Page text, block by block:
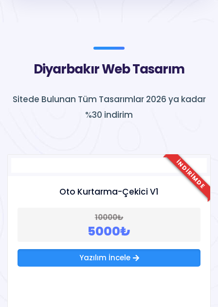
Diyarbakır Web Tasarım
Sitede Bulunan Tüm Tasarımlar 2026 ya kadar
%30 indirim
İNDIRIMDE
Oto Kurtarma-Çekici V1
10000₺
5000₺
Yazılım İncele